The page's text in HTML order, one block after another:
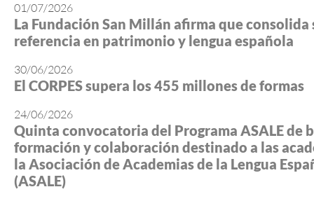
01/07/2026
La Fundación San Millán afirma que consolida
referencia en patrimonio y lengua española
30/06/2026
El CORPES supera los 455 millones de formas
24/06/2026
Quinta convocatoria del Programa ASALE de
formación y colaboración destinado a las
la Asociación de Academias de la Lengua
(ASALE)